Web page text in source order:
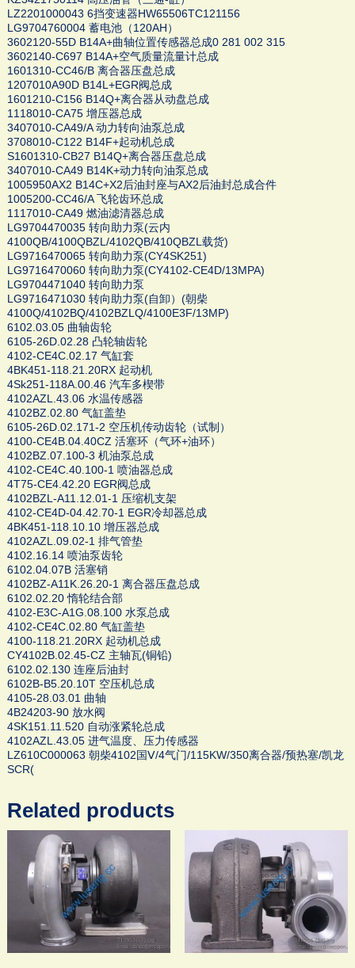
LZ2201000043 6挡变速器HW65506TC121156
LG9704760004 蓄电池（120AH）
3602120-55D B14A+曲轴位置传感器总成0 281 002 315
3602140-C697 B14A+空气质量流量计总成
1601310-CC46/B 离合器压盘总成
1207010A90D B14L+EGR阀总成
1601210-C156 B14Q+离合器从动盘总成
1118010-CA75 增压器总成
3407010-CA49/A 动力转向油泵总成
3708010-C122 B14F+起动机总成
S1601310-CB27 B14Q+离合器压盘总成
3407010-CA49 B14K+动力转向油泵总成
1005950AX2 B14C+X2后油封座与AX2后油封总成合件
1005200-CC46/A 飞轮齿环总成
1117010-CA49 燃油滤清器总成
LG9704470035 转向助力泵(云内
4100QB/4100QBZL/4102QB/410QBZL载货)
LG9716470065 转向助力泵(CY4SK251)
LG9716470060 转向助力泵(CY4102-CE4D/13MPA)
LG9704471040 转向助力泵
LG9716471030 转向助力泵(自卸）(朝柴
4100Q/4102BQ/4102BZLQ/4100E3F/13MP)
6102.03.05 曲轴齿轮
6105-26D.02.28 凸轮轴齿轮
4102-CE4C.02.17 气缸套
4BK451-118.21.20RX 起动机
4Sk251-118A.00.46 汽车多楔带
4102AZL.43.06 水温传感器
4102BZ.02.80 气缸盖垫
6105-26D.02.171-2 空压机传动齿轮（试制）
4100-CE4B.04.40CZ 活塞环（气环+油环）
4102BZ.07.100-3 机油泵总成
4102-CE4C.40.100-1 喷油器总成
4T75-CE4.42.20 EGR阀总成
4102BZL-A11.12.01-1 压缩机支架
4102-CE4D-04.42.70-1 EGR冷却器总成
4BK451-118.10.10 增压器总成
4102AZL.09.02-1 排气管垫
4102.16.14 喷油泵齿轮
6102.04.07B 活塞销
4102BZ-A11K.26.20-1 离合器压盘总成
6102.02.20 惰轮结合部
4102-E3C-A1G.08.100 水泵总成
4102-CE4C.02.80 气缸盖垫
4100-118.21.20RX 起动机总成
CY4102B.02.45-CZ 主轴瓦(铜铅)
6102.02.130 连座后油封
6102B-B5.20.10T 空压机总成
4105-28.03.01 曲轴
4B24203-90 放水阀
4SK151.11.520 自动涨紧轮总成
4102AZL.43.05 进气温度、压力传感器
LZ610C000063 朝柴4102国Ⅴ/4气门/115KW/350离合器/预热塞/凯龙
SCR(
Related products